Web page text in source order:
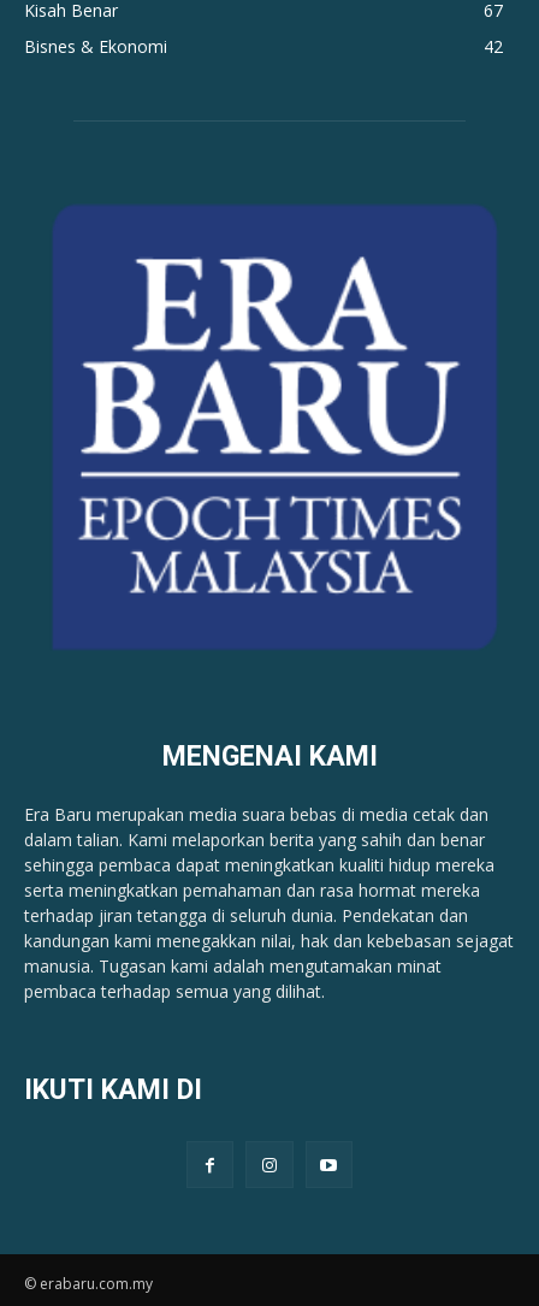
Kisah Benar
67
Bisnes & Ekonomi
42
MENGENAI KAMI
Era Baru merupakan media suara bebas di media cetak dan
dalam talian. Kami melaporkan berita yang sahih dan benar ​​
sehingga pembaca dapat meningkatkan kualiti hidup mereka
serta meningkatkan pemahaman dan rasa hormat mereka
terhadap jiran tetangga di seluruh dunia. Pendekatan dan
kandungan kami menegakkan nilai, hak dan kebebasan sejagat
manusia. Tugasan kami adalah mengutamakan minat
pembaca terhadap semua yang dilihat.
IKUTI KAMI DI
© erabaru.com.my